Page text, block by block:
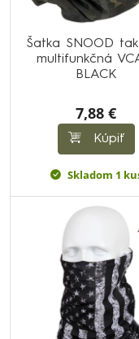
Šatka SNOOD
multifunkčná
BLACK
7,88 €
Kúpiť
Skladom 1